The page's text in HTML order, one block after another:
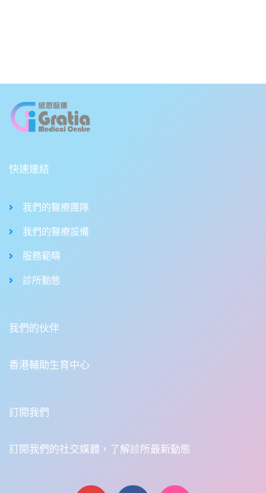
快速連結
我們的醫療團隊
我們的醫療設備
服務範疇
診所動態
我們的伙伴
香港輔助生育中心
訂閱我們
訂閱我們的社交媒體，了解診所最新動態